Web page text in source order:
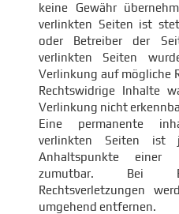
keine Gewähr
verlinkten Seiten ist
oder Betreiber der
verlinkten Seiten
Verlinkung auf mögliche
Rechtswidrige Inhalte
Verlinkung nicht
Eine permanente
verlinkten Seiten ist
Anhaltspunkte einer
zumutbar. Bei
Rechtsverletzungen
umgehend entfernen.